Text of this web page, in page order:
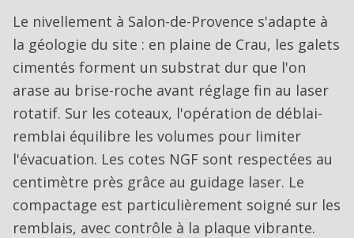
Le nivellement à Salon-de-Provence s'adapte à
la géologie du site : en plaine de Crau, les galets
cimentés forment un substrat dur que l'on
arase au brise-roche avant réglage fin au laser
rotatif. Sur les coteaux, l'opération de déblai-
remblai équilibre les volumes pour limiter
l'évacuation. Les cotes NGF sont respectées au
centimètre près grâce au guidage laser. Le
compactage est particulièrement soigné sur les
remblais, avec contrôle à la plaque vibrante.